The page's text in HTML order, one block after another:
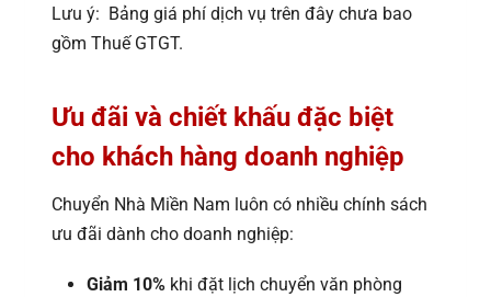
Lưu ý: Bảng giá phí dịch vụ trên đây chưa bao
gồm Thuế GTGT.
Ưu đãi và chiết khấu đặc biệt
cho khách hàng doanh nghiệp
Chuyển Nhà Miền Nam luôn có nhiều chính sách
ưu đãi dành cho doanh nghiệp:
Giảm 10% khi đặt lịch chuyển văn phòng